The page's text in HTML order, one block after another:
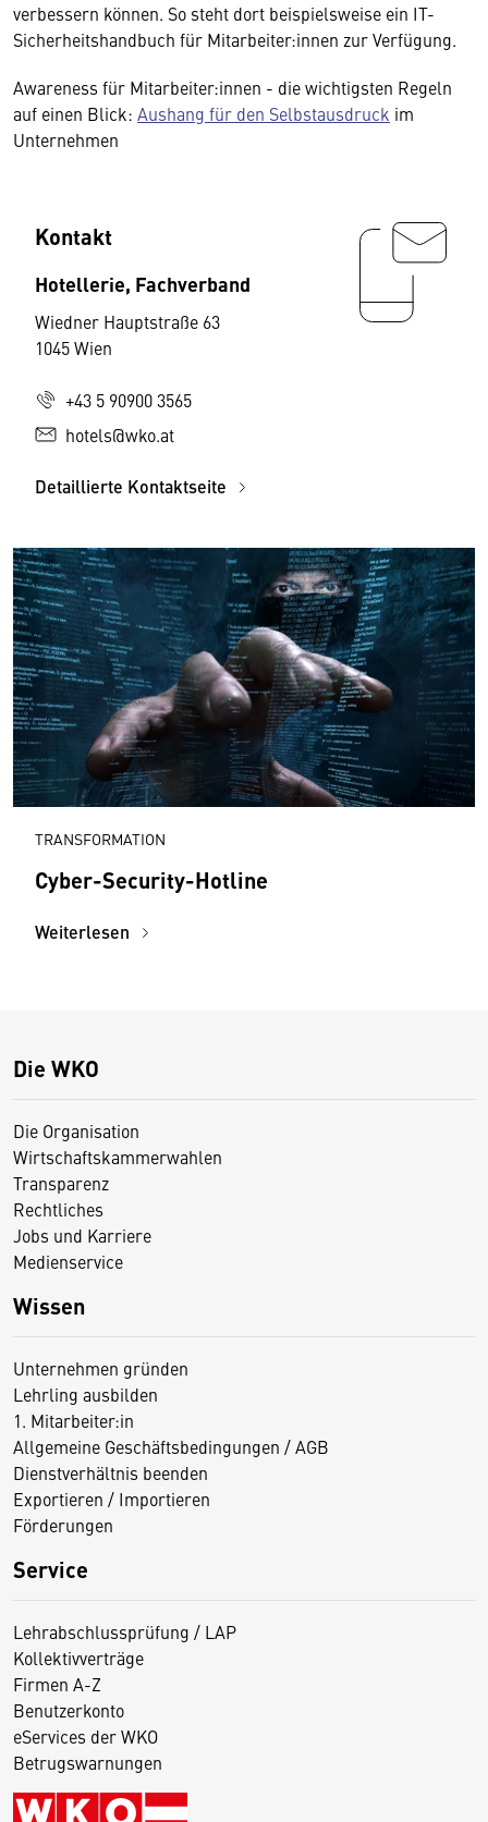
verbessern können. So steht dort beispielsweise ein IT-
Sicherheitshandbuch für Mitarbeiter:innen zur Verfügung.
Awareness für Mitarbeiter:innen - die wichtigsten Regeln
auf einen Blick: Aushang für den Selbstausdruck im
Unternehmen
Kontakt
Hotellerie, Fachverband
Wiedner Hauptstraße 63
1045 Wien
+43 5 90900 3565
hotels@wko.at
Detaillierte Kontaktseite
TRANSFORMATION
Cyber-Security-Hotline
Weiterlesen
Die WKO
Die Organisation
Wirtschaftskammerwahlen
Transparenz
Rechtliches
Jobs und Karriere
Medienservice
Wissen
Unternehmen gründen
Lehrling ausbilden
1. Mitarbeiter:in
Allgemeine Geschäftsbedingungen / AGB
Dienstverhältnis beenden
Exportieren / Importieren
Förderungen
Service
Lehrabschlussprüfung / LAP
Kollektivverträge
Firmen A-Z
Benutzerkonto
eServices der WKO
Betrugswarnungen